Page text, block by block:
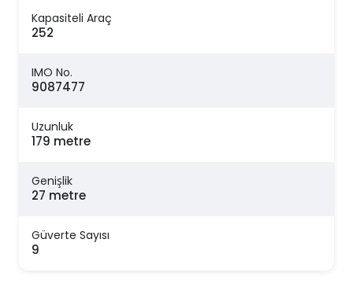
Kapasiteli Araç
252
IMO No.
9087477
Uzunluk
179 metre
Genişlik
27 metre
Güverte Sayısı
9